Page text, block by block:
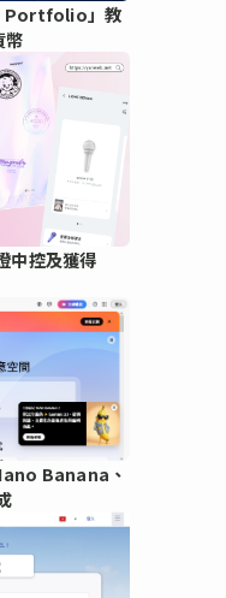
Portfolio」教
幣
中控及獲得
Banana、